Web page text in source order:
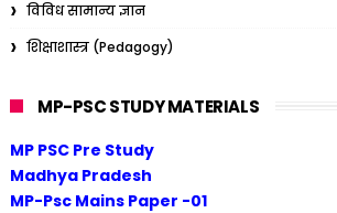
विविध सामान्य ज्ञान
शिक्षाशास्त्र (Pedagogy)
MP-PSC STUDY MATERIALS
MP PSC Pre Study
Madhya Pradesh
MP-Psc Mains Paper -01